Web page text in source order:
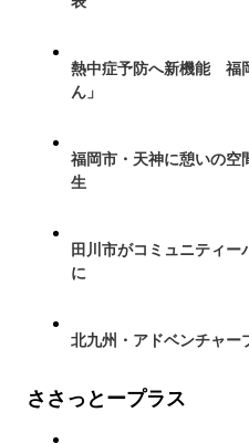
熱中症予防へ新機能 福
ん」
福岡市・天神に憩いの空
生
田川市がコミュニティ
に
北九州・アドベンチャー
ささっとープラス